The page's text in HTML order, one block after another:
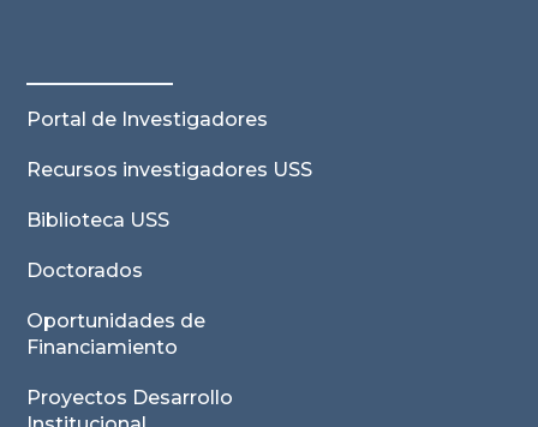
Portal de Investigadores
Recursos investigadores USS
Biblioteca USS
Doctorados
Oportunidades de
Financiamiento
Proyectos Desarrollo